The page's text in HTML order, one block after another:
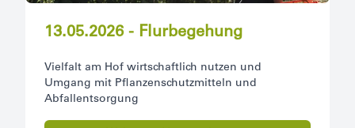
13.05.2026 - Flurbegehung
Vielfalt am Hof wirtschaftlich nutzen und
Umgang mit Pflanzenschutzmitteln und
Abfallentsorgung